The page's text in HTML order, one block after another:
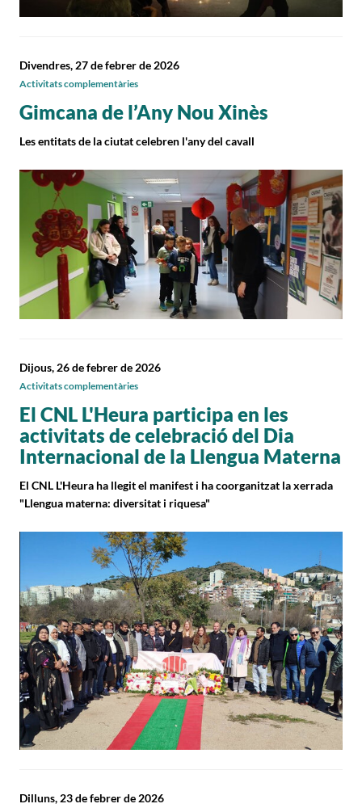
Gimcana de l’Any Nou Xinès
Les entitats de la ciutat celebren l'any del cavall
Divendres, 27 de febrer de 2026
Activitats complementàries
El CNL L'Heura participa en les
activitats de celebració del Dia
Internacional de la Llengua Materna
El CNL L'Heura ha llegit el manifest i ha coorganitzat la xerrada
"Llengua materna: diversitat i riquesa"
Dijous, 26 de febrer de 2026
Activitats complementàries
Dilluns, 23 de febrer de 2026